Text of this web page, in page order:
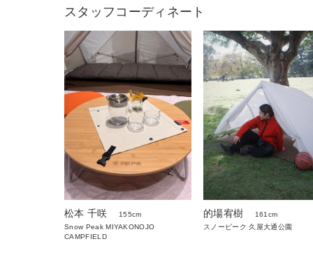
スタッフコーディネート
松本 千咲
155cm
Snow Peak MIYAKONOJO
CAMPFIELD
的場宥樹
161cm
スノーピーク 久屋大通公園